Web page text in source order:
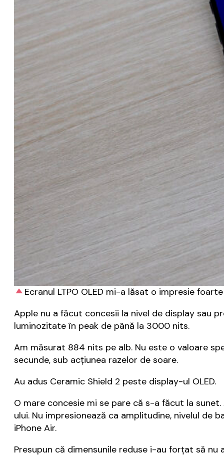
Ecranul LTPO OLED mi-a lăsat o impresie
Apple nu a făcut concesii la nivel de display sau
luminozitate în peak de până la 3000 nits.
Am măsurat 884 nits pe alb. Nu este o valoare
secunde, sub acțiunea razelor de soare.
Au adus Ceramic Shield 2 peste display-ul OLED.
O mare concesie mi se pare că s-a făcut la
ului. Nu impresionează ca amplitudine, nivelul de
iPhone Air.
Presupun că dimensunile reduse i-au forțat să